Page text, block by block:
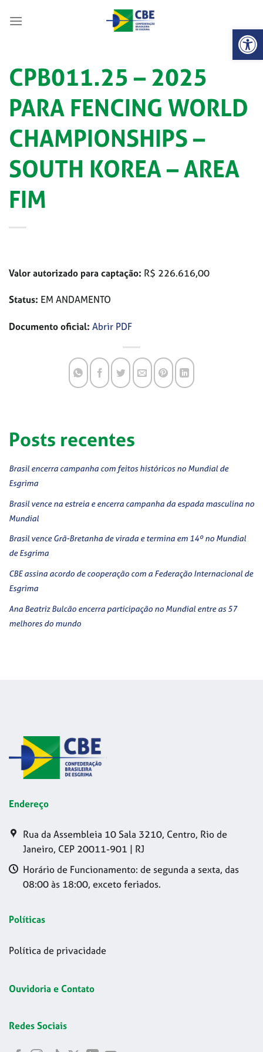
Abrir
CPB011.25 – 2025
PARA FENCING WORLD
CHAMPIONSHIPS –
SOUTH KOREA – AREA
FIM
Valor autorizado para captação: R$ 226.616,00
Status: EM ANDAMENTO
Documento oficial: Abrir PDF
Posts recentes
Brasil encerra campanha com feitos históricos no Mundial de
Esgrima
Brasil vence na estreia e encerra campanha da espada masculina no
Mundial
Brasil vence Grã-Bretanha de virada e termina em 14º no Mundial
de Esgrima
CBE assina acordo de cooperação com a Federação Internacional de
Esgrima
Ana Beatriz Bulcão encerra participação no Mundial entre as 57
melhores do mundo
Endereço
Rua da Assembleia 10 Sala 3210, Centro, Rio de
Janeiro, CEP 20011-901 | RJ
Horário de Funcionamento: de segunda a sexta, das
08:00 às 18:00, exceto feriados.
Políticas
Política de privacidade
Ouvidoria e Contato
Redes Sociais